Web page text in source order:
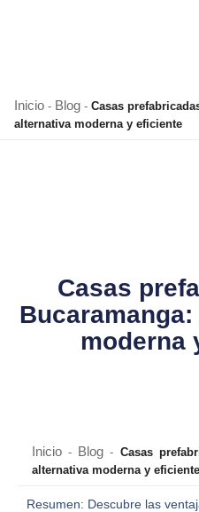
Inicio - Blog - Casas
alternativa moderna y eficiente
Casas
moderna
Inicio - Blog - Casas
alternativa moderna y eficiente
Resumen: Descubre las